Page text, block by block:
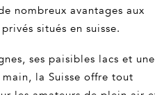
nombreux avantages aux
situés en suisse.
ses paisibles lacs et une
la Suisse offre tout